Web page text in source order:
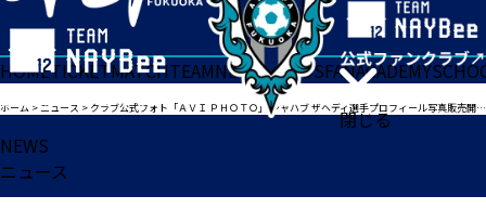
閉じる
HOMETICKETMATCHTEAMNEWSGOODSFANACADEMY
ホーム >ニュース > クラブ公式フォト「ＡＶＩ ＰＨＯＴＯ」 シャハブ ザヘディ選手プロフィール写真販売開始のお知らせ
NEWS
ニュース